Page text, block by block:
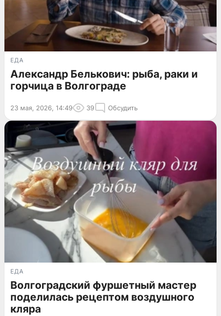
ЕДА
Александр Белькович: рыба, раки и
горчица в Волгограде
23 мая, 2026, 14:49 39 Обсудить
ЕДА
Волгоградский фуршетный мастер
поделилась рецептом воздушного
кляра